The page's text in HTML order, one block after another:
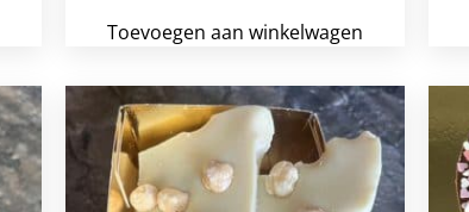
Toevoegen aan winkelwagen